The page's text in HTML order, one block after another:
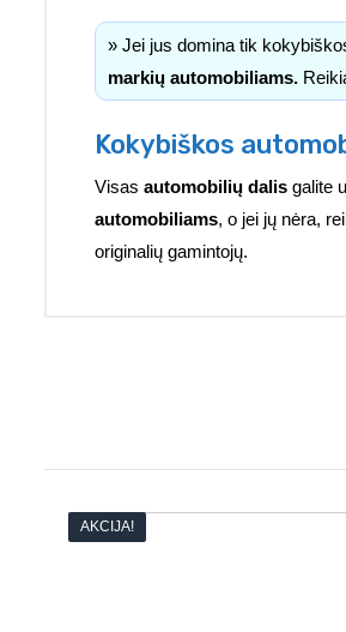
» Jei jus domina tik
markių automobiliams.
Kokybiškos
Visas automobilių dalis galite
automobiliams, o jei jų nėra,
originalių gamintojų.
AKCIJA!